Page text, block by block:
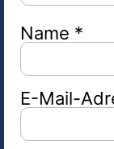
Name *
E-Mail-